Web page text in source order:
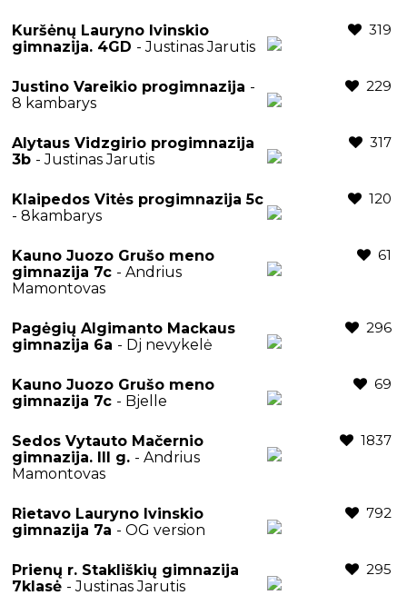
Kuršėnų Lauryno Ivinskio
gimnazija. 4GD - Justinas Jarutis
319
Justino Vareikio progimnazija -
8 kambarys
229
Alytaus Vidzgirio progimnazija
3b - Justinas Jarutis
317
Klaipedos Vitės progimnazija 5c
- 8kambarys
120
Kauno Juozo Grušo meno
gimnazija 7c - Andrius
Mamontovas
61
Pagėgių Algimanto Mackaus
gimnazija 6a - Dj nevykelė
296
Kauno Juozo Grušo meno
gimnazija 7c - Bjelle
69
Sedos Vytauto Mačernio
gimnazija. III g. - Andrius
Mamontovas
1837
Rietavo Lauryno Ivinskio
gimnazija 7a - OG version
792
Prienų r. Stakliškių gimnazija
7klasė - Justinas Jarutis
295